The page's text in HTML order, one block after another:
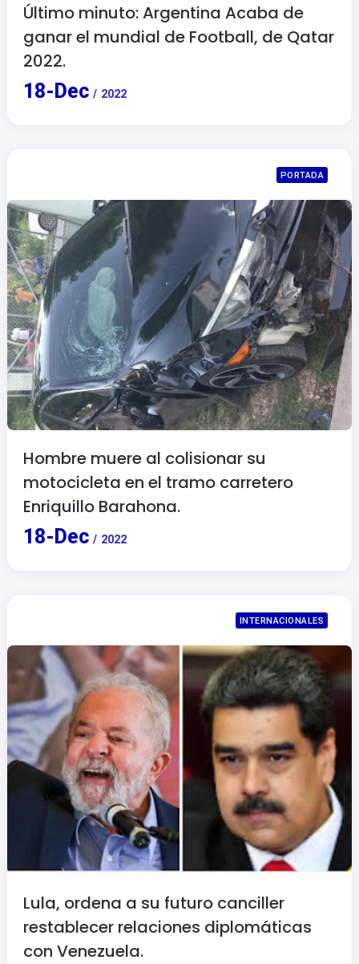
Último minuto: Argentina Acaba de
ganar el mundial de Football, de Qatar
2022.
18- Dec / 2022
PORTADA
Hombre muere al colisionar su
motocicleta en el tramo carretero
Enriquillo Barahona.
18-Dec / 2022
INTERNACIONALES
Lula, ordena a su futuro canciller
restablecer relaciones diplomáticas
con Venezuela.